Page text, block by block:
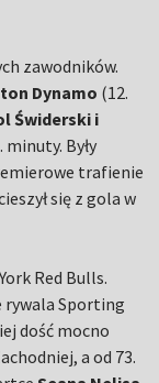
zawodników.
Dynamo (12.
Świderski i
Były
trafienie
się z gola w
Red Bulls.
rywala Sporting
dość mocno
a od 73.